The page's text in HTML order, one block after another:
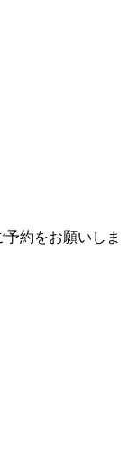
約をお願いしま